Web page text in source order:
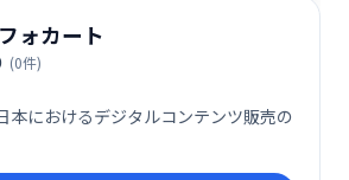
ォカート
(0件)
本におけるデジタルコンテンツ販売の